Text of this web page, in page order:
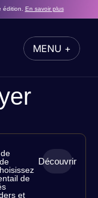
édition. En savoir plus
MENU +
Découvrir
de
et